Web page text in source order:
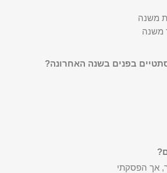
משנה
משנה
בפנים בשנה האחרונה?
אך הפסקתי